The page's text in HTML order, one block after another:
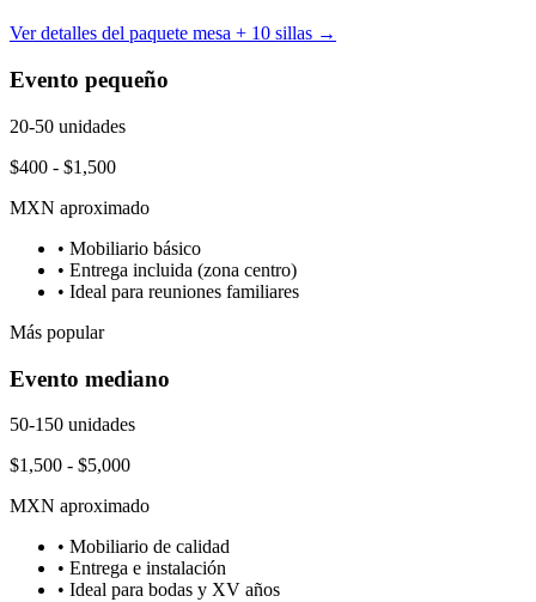
Ver detalles del paquete mesa + 10 sillas →
Evento pequeño
20-50 unidades
$400 - $1,500
MXN aproximado
• Mobiliario básico
• Entrega incluida (zona centro)
• Ideal para reuniones familiares
Más popular
Evento mediano
50-150 unidades
$1,500 - $5,000
MXN aproximado
• Mobiliario de calidad
• Entrega e instalación
• Ideal para bodas y XV años